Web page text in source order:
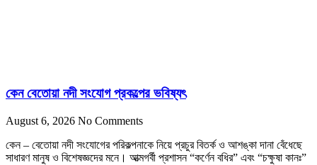
কেন বেতোয়া নদী সংযোগ প্রকল্পের ভবিষ্যৎ
August 6, 2026 No Comments
কেন – বেতোয়া নদী সংযোগের পরিকল্পনাকে নিয়ে প্রচুর বিতর্ক ও আশঙ্কা দানা বেঁধেছে
সাধারণ মানুষ ও বিশেষজ্ঞদের মনে। আত্মগর্বী প্রশাসন “কর্ণেন বধির” এবং “চক্ষুষা কানঃ”